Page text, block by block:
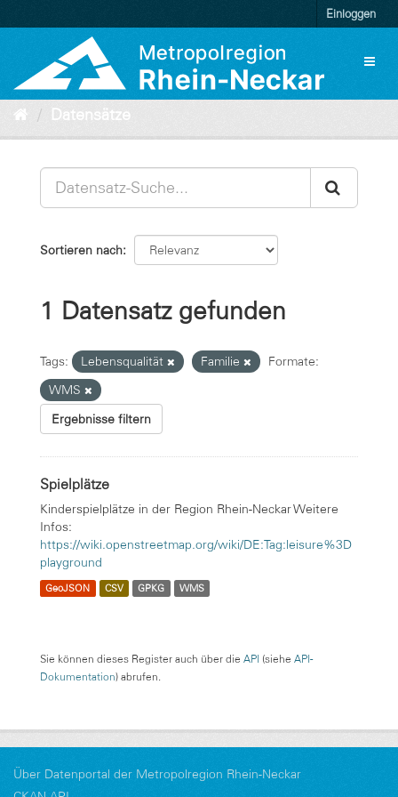
zum
Einloggen
Datensätze
Sortieren nach
1 Datensatz gefunden
Tags: Lebensqualität Familie
Formate:
WMS
Ergebnisse filtern
Spielplätze
Kinderspielplätze in der Region Rhein-Neckar Weitere
Infos:
https://wiki.openstreetmap.org/wiki/DE:Tag:leisure%3D
playground
GeoJSON CSV GPKG WMS
Sie können dieses Register auch über die API (siehe API-
Dokumentation) abrufen.
Über Datenportal der Metropolregion Rhein-Neckar